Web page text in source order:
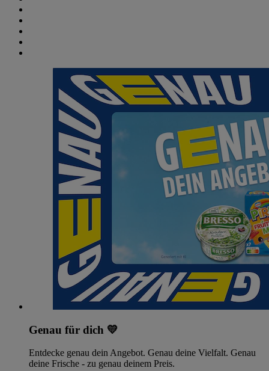
Genau für dich 💛
Entdecke genau dein Angebot. Genau deine Vielfalt. Genau
deine Frische - zu genau deinem Preis.